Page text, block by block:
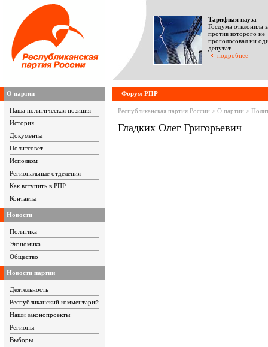
Тарифная пауза
Госдума отклонила
против которого не
проголосовал ни
депутат
подробнее
О партии
Наша политическая позиция
История
Документы
Политсовет
Исполком
Региональные отделения
Как вступить в РПР
Контакты
Новости
Политика
Экономика
Общество
Новости партии
Деятельность
Республиканский комментарий
Наши законопроекты
Регионы
Выборы
Форум РПР
Республиканская партия России > О партии >
Гладких Олег Григорьевич